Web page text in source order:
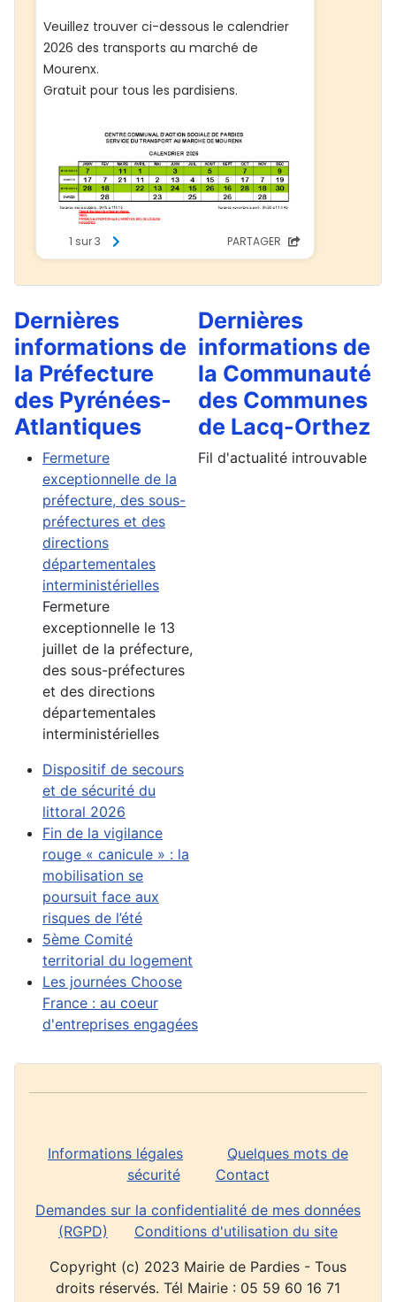
Dernières
informations de
la Préfecture
des Pyrénées-
Atlantiques
Fermeture
exceptionnelle de la
préfecture, des sous-
préfectures et des
directions
départementales
interministérielles
Fermeture
exceptionnelle le 13
juillet de la préfecture,
des sous-préfectures
et des directions
départementales
interministérielles
Dispositif de secours
et de sécurité du
littoral 2026
Fin de la vigilance
rouge « canicule » : la
mobilisation se
poursuit face aux
risques de l’été
5ème Comité
territorial du logement
Les journées Choose
France : au coeur
d'entreprises engagées
Dernières
informations de
la Communauté
des Communes
de Lacq-Orthez
Fil d'actualité introuvable
Informations légales
Quelques mots de
sécurité
Contact
Demandes sur la confidentialité de mes données
(RGPD)
Conditions d'utilisation du site
Copyright (c) 2023 Mairie de Pardies - Tous
droits réservés. Tél Mairie : 05 59 60 16 71